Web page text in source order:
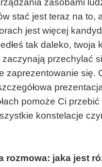
zasobami
stać jest teraz na
jest więcej
tak daleko,
przechylać
zaprezentowanie się.
pomoże Ci
konstelacje
rozmowa: jaka jest